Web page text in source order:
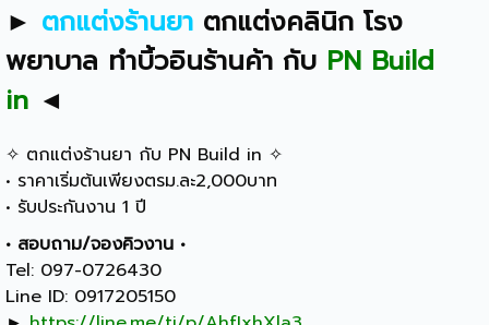
► ตกแต่งร้านยาตกแต่งคลินิก โรง
พยาบาล ทำบิ้วอินร้านค้ากับ PN Build
in◄
✧ ตกแต่งร้านยา กับ PN Build in ✧
• ราคาเริ่มต้นเพียงตรม.ละ2,000บาท
• รับประกันงาน 1 ปี
• สอบถาม/จองคิวงาน •
Tel: 097-0726430
Line ID: 0917205150